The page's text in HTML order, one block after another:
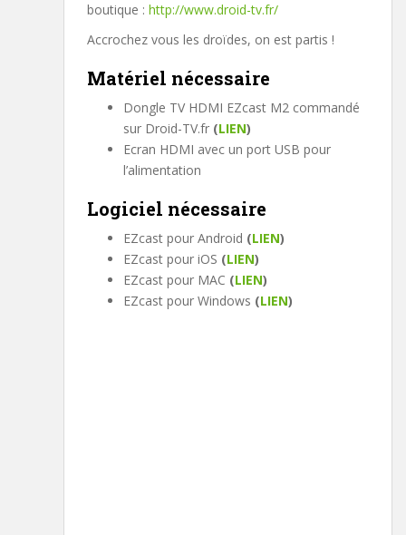
boutique : http://www.droid-tv.fr/
Accrochez vous les droïdes, on est partis !
Matériel nécessaire
Dongle TV HDMI EZcast M2 commandé
sur Droid-TV.fr (LIEN)
Ecran HDMI avec un port USB pour
l’alimentation
Logiciel nécessaire
EZcast pour Android (LIEN)
EZcast pour iOS (LIEN)
EZcast pour MAC (LIEN)
EZcast pour Windows (LIEN)